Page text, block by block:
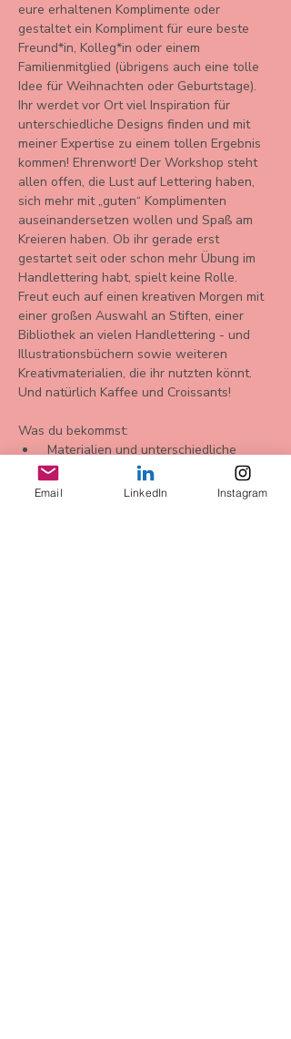
eure erhaltenen Komplimente oder
gestaltet ein Kompliment für eure beste
Freund*in, Kolleg*in oder einem
Familienmitglied (übrigens auch eine tolle
Idee für Weihnachten oder Geburtstage).
Ihr werdet vor Ort viel Inspiration für
unterschiedliche Designs finden und mit
meiner Expertise zu einem tollen Ergebnis
kommen! Ehrenwort! Der Workshop steht
allen offen, die Lust auf Lettering haben,
sich mehr mit „guten“ Komplimenten
auseinandersetzen wollen und Spaß am
Kreieren haben. Ob ihr gerade erst
gestartet seit oder schon mehr Übung im
Handlettering habt, spielt keine Rolle.
Freut euch auf einen kreativen Morgen mit
einer großen Auswahl an Stiften, einer
Bibliothek an vielen Handlettering - und
Illustrationsbüchern sowie weiteren
Kreativmaterialien, die ihr nutzten könnt.
Und natürlich Kaffee und Croissants!
Was du bekommst:
Materialien und unterschiedliche
Stifte zum Ausprobieren und
Gestalten
Email LinkedIn Instagram